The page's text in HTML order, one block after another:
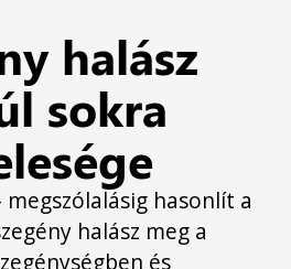
halász
sokra
hasonlít a
halász meg a
és